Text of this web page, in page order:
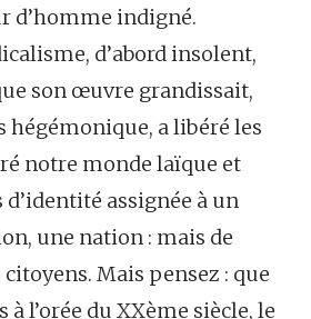
d’homme indigné.
d’abord insolent,
son œuvre grandissait,
a libéré les
notre monde laïque et
assignée à un
une nation : mais de
Mais pensez : que
l’orée du XXème siècle, le